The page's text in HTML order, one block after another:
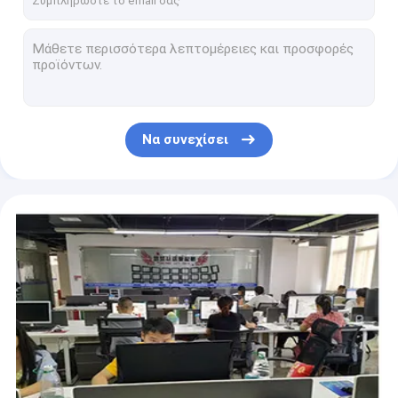
Εργαλεία χωρισμού τόρνου ενθέτων διαμαντιών για CNC που κόβει TKF050-S16R
Τοποθετημένα αιχμή ένθετα tkf16r150-NB εργαλείων χωρισμού ενθέτων καρβιδίου ανοξείδωτου διαμάντι
Το ακονίζοντας διαμάντι CDQ τοποθέτησε αιχμή στο καρβίδιο ενθέτων τόρνου αυλακώνοντας το ένθετο TKF16R300-S16R
Tdc3 εργαλείο χωρισμού ενθέτων καρβιδίου αντίστασης διάβρωσης για CNC μετάλλων φύλλων τη μηχανή
Ένθετα κοπής καρβιδίου τόρνου του ISO Tdc5 που αυλακώνουν τα εργαλεία που χωρίζουν από τα ένθετα
Κάτοχοι TDJ3 ενθέτων εργαλείων χωρισμού ενθέτων καρβιδίου τόρνου μετάλλων υψηλής ταχύτητας
Να συνεχίσει